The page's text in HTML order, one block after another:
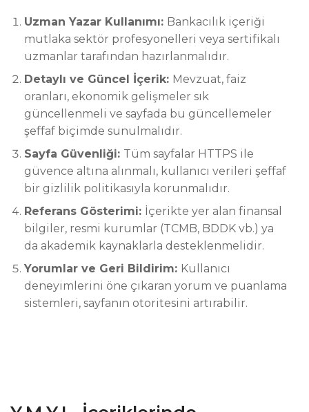
Uzman Yazar Kullanımı: Bankacılık içeriği
mutlaka sektör profesyonelleri veya sertifikalı
uzmanlar tarafından hazırlanmalıdır.
Detaylı ve Güncel İçerik: Mevzuat, faiz
oranları, ekonomik gelişmeler sık
güncellenmeli ve sayfada bu güncellemeler
şeffaf biçimde sunulmalıdır.
Sayfa Güvenliği: Tüm sayfalar HTTPS ile
güvence altına alınmalı, kullanıcı verileri şeffaf
bir gizlilik politikasıyla korunmalıdır.
Referans Gösterimi: İçerikte yer alan finansal
bilgiler, resmi kurumlar (TCMB, BDDK vb.) ya
da akademik kaynaklarla desteklenmelidir.
Yorumlar ve Geri Bildirim: Kullanıcı
deneyimlerini öne çıkaran yorum ve puanlama
sistemleri, sayfanın otoritesini artırabilir.